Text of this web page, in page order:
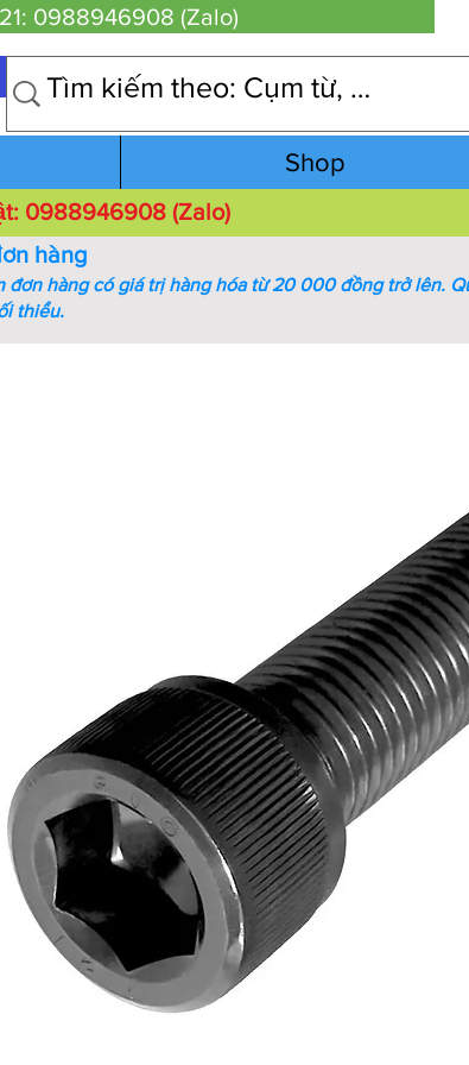
0988946908 (Zalo)
Shop
0988946908 (Zalo)
hàng
đơn hàng có giá trị hàng hóa từ 20 000 đồng trở lên.
thiểu.